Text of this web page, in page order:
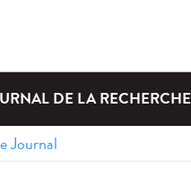
DE LA RECHERCHE